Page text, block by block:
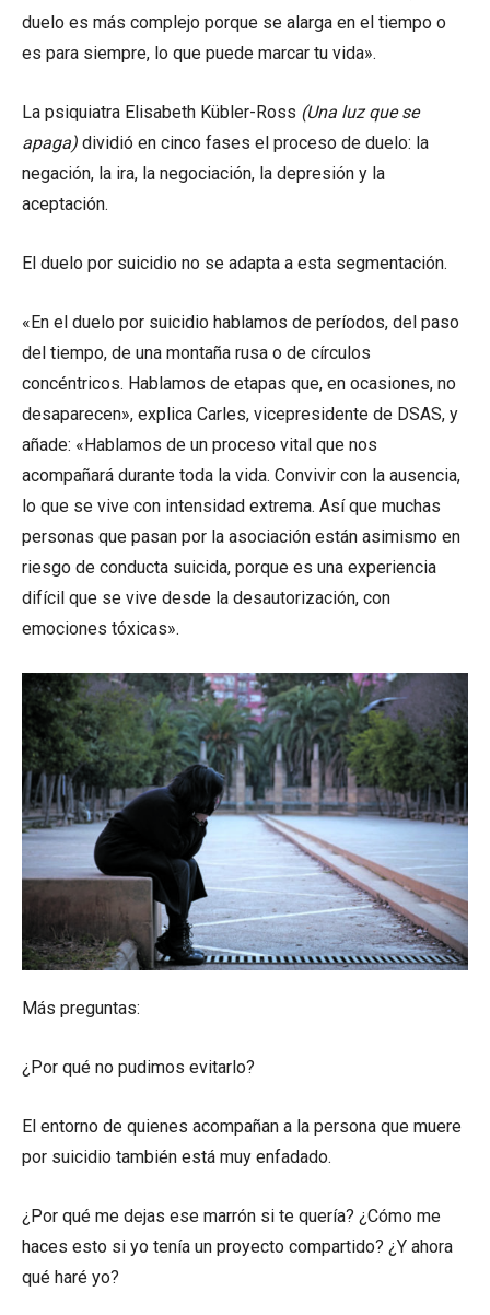
duelo es más complejo porque se alarga en el tiempo o
es para siempre, lo que puede marcar tu vida».
La psiquiatra Elisabeth Kübler-Ross (Una luz que se
apaga) dividió en cinco fases el proceso de duelo: la
negación, la ira, la negociación, la depresión y la
aceptación.
El duelo por suicidio no se adapta a esta segmentación.
«En el duelo por suicidio hablamos de períodos, del paso
del tiempo, de una montaña rusa o de círculos
concéntricos. Hablamos de etapas que, en ocasiones, no
desaparecen», explica Carles, vicepresidente de DSAS, y
añade: «Hablamos de un proceso vital que nos
acompañará durante toda la vida. Convivir con la ausencia,
lo que se vive con intensidad extrema. Así que muchas
personas que pasan por la asociación están asimismo en
riesgo de conducta suicida, porque es una experiencia
difícil que se vive desde la desautorización, con
emociones tóxicas».
Más preguntas:
¿Por qué no pudimos evitarlo?
El entorno de quienes acompañan a la persona que muere
por suicidio también está muy enfadado.
¿Por qué me dejas ese marrón si te quería? ¿Cómo me
haces esto si yo tenía un proyecto compartido? ¿Y ahora
qué haré yo?